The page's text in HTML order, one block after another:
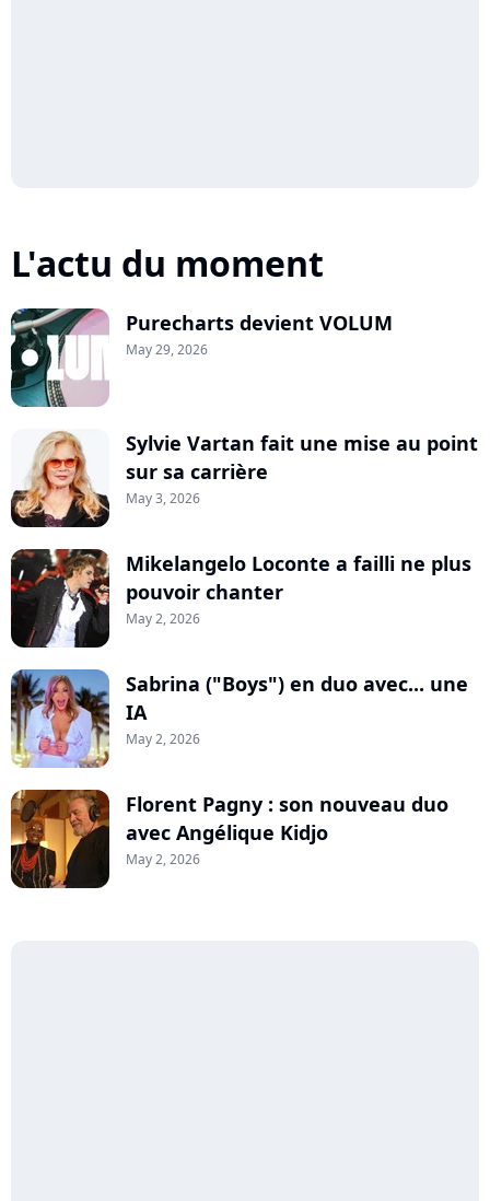
L'actu du moment
Purecharts devient VOLUM
May 29, 2026
Sylvie Vartan fait une mise au point
sur sa carrière
May 3, 2026
Mikelangelo Loconte a failli ne plus
pouvoir chanter
May 2, 2026
Sabrina ("Boys") en duo avec... une
IA
May 2, 2026
Florent Pagny : son nouveau duo
avec Angélique Kidjo
May 2, 2026